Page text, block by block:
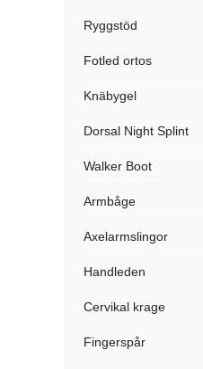
Ryggstöd
Fotled ortos
Knäbygel
Dorsal Night Splint
Walker Boot
Armbåge
Axelarmslingor
Handleden
Cervikal krage
Fingerspår